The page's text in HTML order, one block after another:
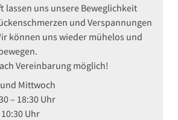
lassen uns unsere Beweglichkeit
und Verspannungen
können uns wieder mühelos und
Vereinbarung möglich!
Mittwoch
– 18:30 Uhr
Uhr